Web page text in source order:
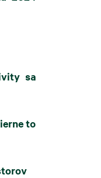
sa
to